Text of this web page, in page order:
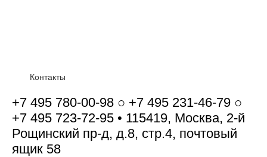
Контакты
+7 495 780-00-98 ○ +7 495 231-46-79 ○
+7 495 723-72-95 • 115419, Москва, 2-й
Рощинский пр-д, д.8, стр.4, почтовый
ящик 58